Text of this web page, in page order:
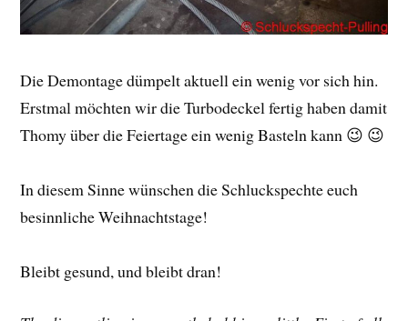
Die Demontage dümpelt aktuell ein wenig vor sich hin.
Erstmal möchten wir die Turbodeckel fertig haben damit
Thomy über die Feiertage ein wenig Basteln kann 😉 😉
In diesem Sinne wünschen die Schluckspechte euch
besinnliche Weihnachtstage!
Bleibt gesund, und bleibt dran!